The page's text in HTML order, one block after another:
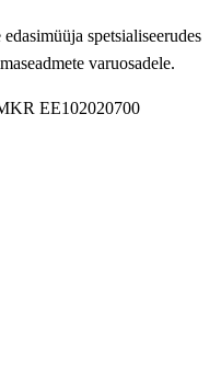
spetsialiseerudes
varuosadele.
EE102020700